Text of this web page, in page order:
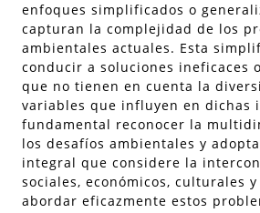
enfoques simplificados o
capturan la complejidad de los
ambientales actuales. Esta
conducir a soluciones ineficaces
que no tienen en cuenta la
variables que influyen en dichas
fundamental reconocer la
los desafíos ambientales y
integral que considere la
sociales, económicos, culturales
abordar eficazmente estos